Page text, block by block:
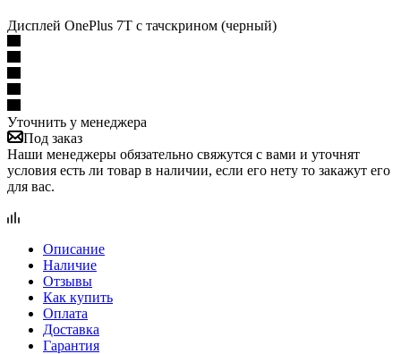
Дисплей OnePlus 7T с тачскрином (черный)
Уточнить у менеджера
Под заказ
Наши менеджеры обязательно свяжутся с вами и уточнят
условия есть ли товар в наличии, если его нету то закажут его
для вас.
Описание
Наличие
Отзывы
Как купить
Оплата
Доставка
Гарантия